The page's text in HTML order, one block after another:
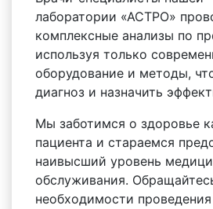
лаборатории «АСТРО»
комплексные анализы по
используя только
оборудование и методы,
диагноз и назначить
Мы заботимся о здоровье
пациента и стараемся
наивысший уровень
обслуживания.
необходимости